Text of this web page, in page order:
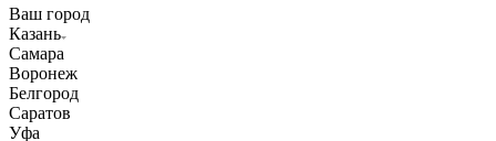
Ваш город
Казань
Самара
Воронеж
Белгород
Саратов
Уфа